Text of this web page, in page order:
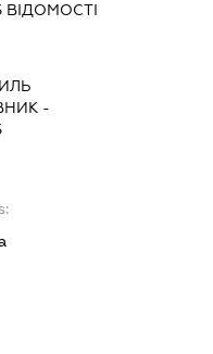
ВІДОМОСТІ
-